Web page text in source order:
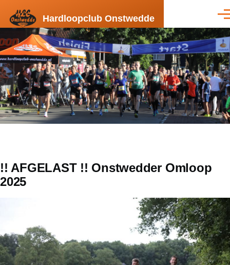
Hardloopclub Onstwedde
!! AFGELAST !! Onstwedder Omloop
2025